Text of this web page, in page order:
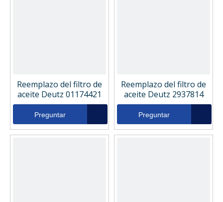
Reemplazo del filtro de
aceite Deutz 01174421
Preguntar
Reemplazo del filtro de
aceite Deutz 2937814
Preguntar